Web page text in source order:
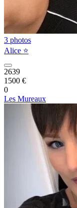
3 photos
Alice ⭐️
2639
1500 €
0
Les Mureaux